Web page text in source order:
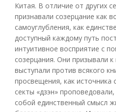
Китая. В отличие от других
признавали созерцание как
самоуглубления, как
доступный каждому путь
интуитивное восприятие с
созерцания. Они призывали
выступали против всякого
просвещения, как
секты «дзэн»
собой единственный смысл